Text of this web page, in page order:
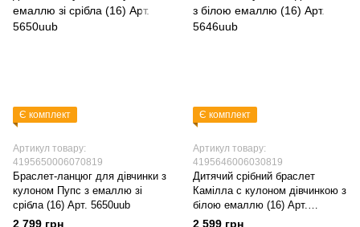
Є комплект
Артикул товару:
4195650006070819
Браслет-ланцюг для дівчинки з
кулоном Пупс з емаллю зі
срібла (16) Арт. 5650uub
2 799 грн
Є комплект
Артикул товару:
4195646006030819
Дитячий срібний браслет
Камілла c кулоном дівчинкою з
білою емаллю (16) Арт.
5646uub
2 599 грн